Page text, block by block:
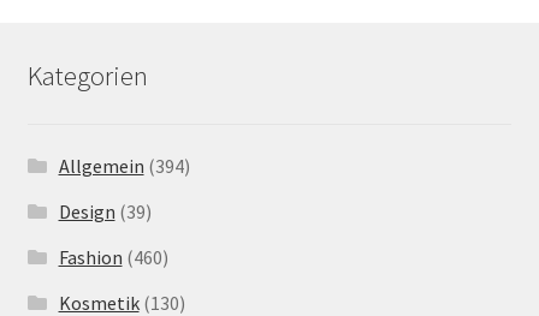
Kategorien
Allgemein (394)
Design (39)
Fashion (460)
Kosmetik(130)